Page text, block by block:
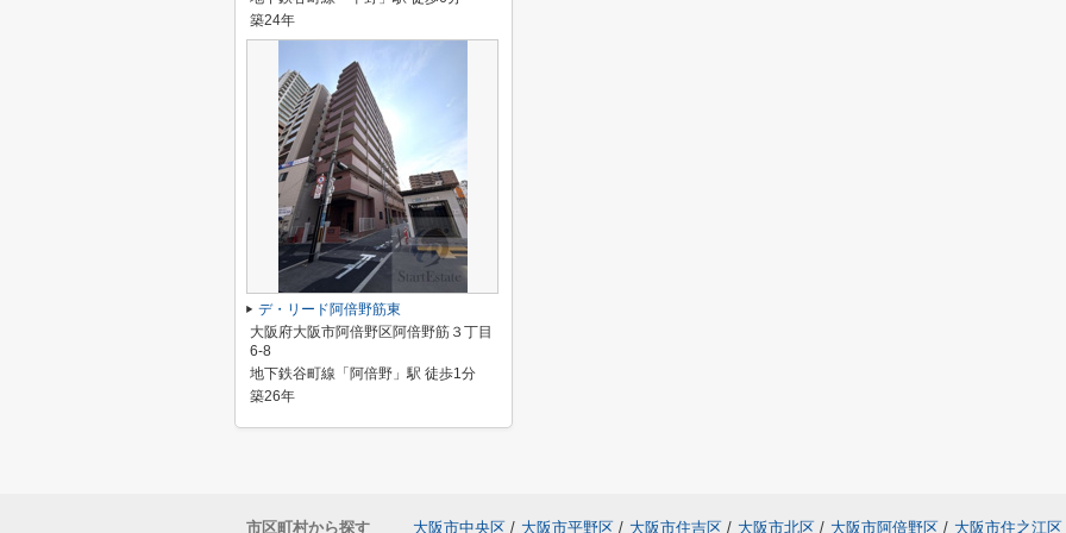
築24年
デ・リード阿倍野筋東
大阪府大阪市阿倍野区阿倍野筋３丁目
6-8
地下鉄谷町線「阿倍野」駅 徒歩1分
築26年
市区町村から探す 大阪市中央区 / 大阪市平野区 / 大阪市住吉区 / 大阪市北区 / 大阪市阿倍野区 / 大阪市住之江区